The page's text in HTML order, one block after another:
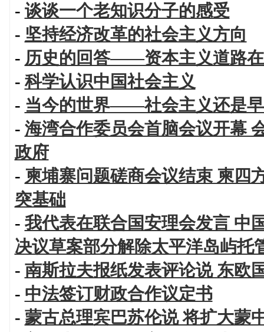
- 谈谈一个老知识分子的感受
- 坚持经济改革的社会主义方向
- 历史的回答——资本主义道路
- 科学认识中国社会主义
- 当今的世界——社会主义还是
- 海湾合作委员会首脑会议开幕
政府
- 柬埔寨问题磋商会议结束 柬四
突基础
- 我代表在联合国安理会发言 中
决议草案部分解除太平洋岛屿托
- 南斯拉夫报纸发表评论说 东欧
- 中法签订财政合作议定书
- 蒙古总理宾巴苏伦说 将扩大蒙